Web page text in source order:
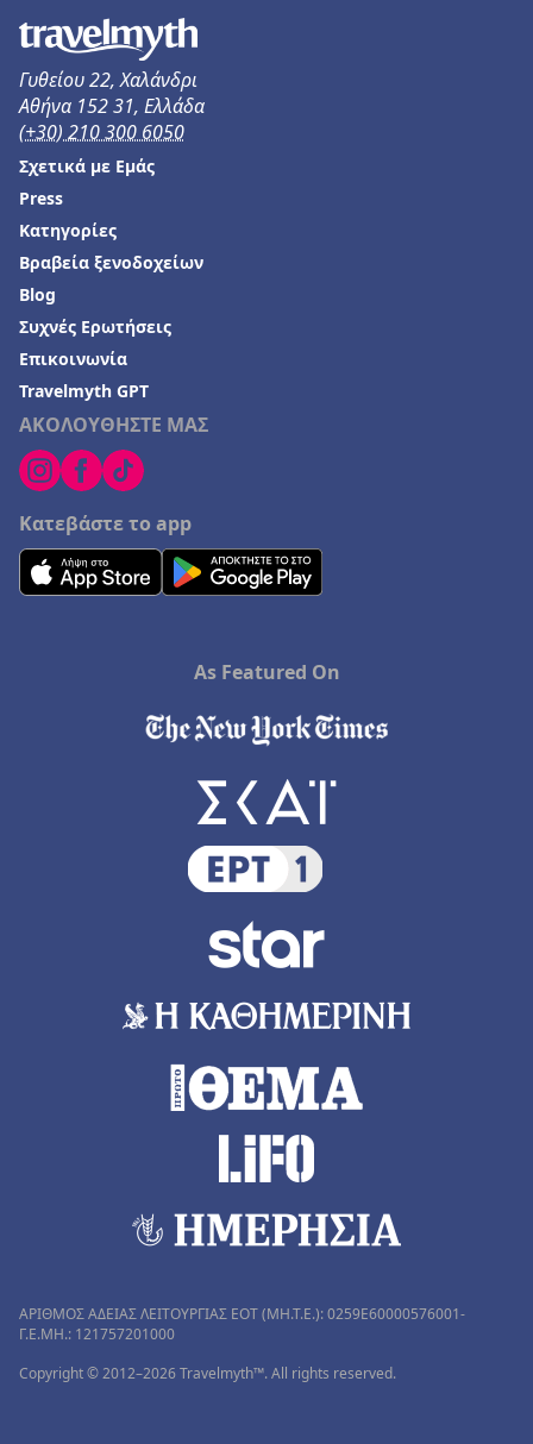
Γυθείου 22, Χαλάνδρι
Αθήνα 152 31, Ελλάδα
(+30) 210 300 6050
ΑΚΟΛΟΥΘΗΣΤΕ ΜΑΣ
Κατεβάστε το app
Σχετικά με Εμάς
Press
Κατηγορίες
Βραβεία ξενοδοχείων
Blog
Συχνές Ερωτήσεις
Επικοινωνία
Travelmyth GPT
As Featured On
ΑΡΙΘΜΟΣ ΑΔΕΙΑΣ ΛΕΙΤΟΥΡΓΙΑΣ ΕΟΤ (MH.T.E.): 0259Ε60000576001-
Γ.Ε.ΜΗ.: 121757201000
Copyright © 2012–2026 Travelmyth™. All rights reserved.